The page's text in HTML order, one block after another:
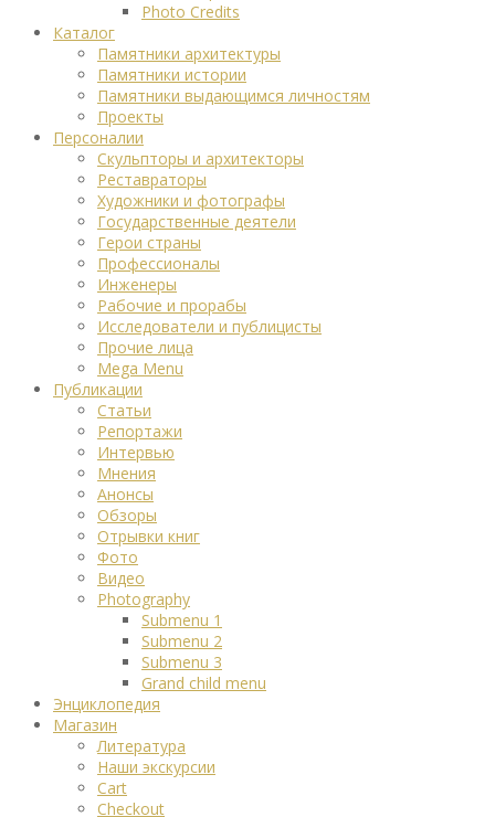
Photo Credits
Каталог
Памятники архитектуры
Памятники истории
Памятники выдающимся личностям
Проекты
Персоналии
Скульпторы и архитекторы
Реставраторы
Художники и фотографы
Государственные деятели
Герои страны
Профессионалы
Инженеры
Рабочие и прорабы
Исследователи и публицисты
Прочие лица
Mega Menu
Публикации
Статьи
Репортажи
Интервью
Мнения
Анонсы
Обзоры
Отрывки книг
Фото
Видео
Photography
Submenu 1
Submenu 2
Submenu 3
Grand child menu
Энциклопедия
Магазин
Литература
Наши экскурсии
Cart
Checkout